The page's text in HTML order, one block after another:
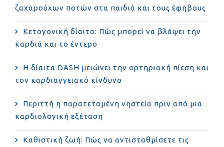
ζαχαρούχων ποτών στα παιδιά και τους έφηβους
Κετογονική δίαιτα: Πώς μπορεί να βλάψει την
καρδιά και το έντερο
Η δίαιτα DASH μειώνει την αρτηριακή πίεση και
τον καρδιαγγειακό κίνδυνο
Περιττή η παρατεταμένη νηστεία πριν από μια
καρδιολογική εξέταση
Καθιστική ζωή: Πώς να αντισταθμίσετε τις